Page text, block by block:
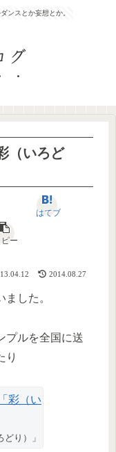
ンスとか妄想とか。
グ
（いろど
はてブ
ピー
2014.08.27
した。
プルを全国に送
り
り）」